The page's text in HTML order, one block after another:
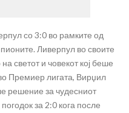
со 3:0 во рамките од
Ливерпул во своите
светот и човекот кој беше
Премиер лигата, Вирџил
решение за чудесниот
за 2:0 кога после